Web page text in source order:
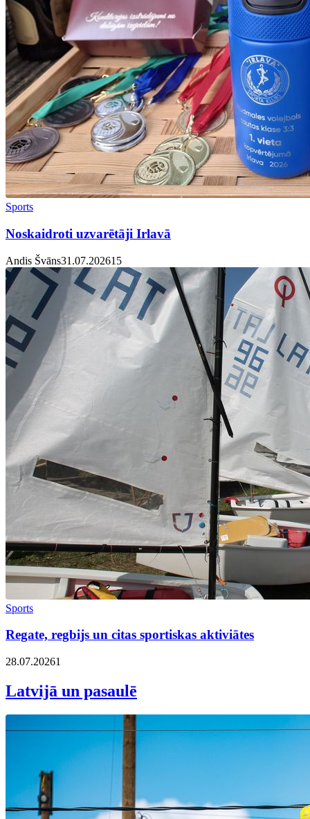
Sports
Noskaidroti uzvarētāji Irlavā
Andis Švāns31.07.20261 5
Sports
Regate, regbijs un citas sportiskas aktiviātes
28.07.20261
Latvijā un pasaulē